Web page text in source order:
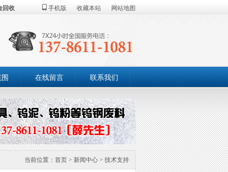
回收 手机版 收藏本站 网站地图
在线留言 联系我们
当前位置： 首页 > 新闻中心 > 技术支持